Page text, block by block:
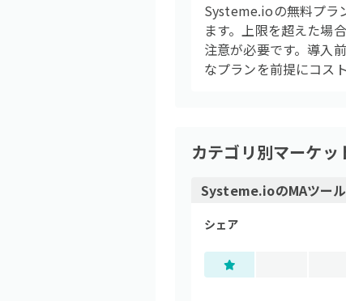
Systeme.ioの無料プラ
ます。上限を超えた場
注意が必要です。導入
なプランを前提にコス
カテゴリ別マーケッ
Systeme.ioのMAツール
シェア